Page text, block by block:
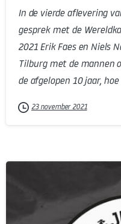
In de vierde aflevering
gesprek met de
2021 Erik Faes en Niels
Tilburg met de mannen
de afgelopen 10 jaar, hoe
23 november 2021